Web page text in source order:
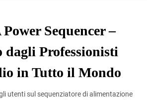
Sequencer –
Professionisti
in Tutto il Mondo
utenti sul sequenziatore di alimentazione